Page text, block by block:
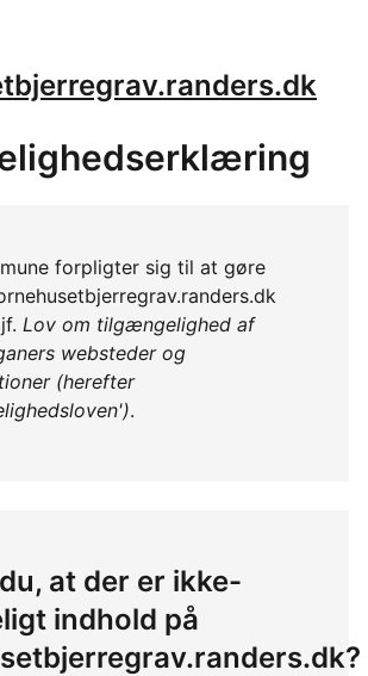
forpligter sig til at gøre
Lov om tilgængelighed af
websteder og
(herefter
.
at der er ikke-
indhold på